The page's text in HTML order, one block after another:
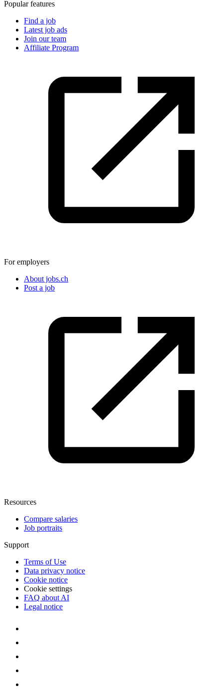
Popular features
Find a job
Latest job ads
Join our team
Affiliate Program
For employers
About jobs.ch
Post a job
Resources
Compare salaries
Job portraits
Support
Terms of Use
Data privacy notice
Cookie notice
Cookie settings
FAQ about AI
Legal notice